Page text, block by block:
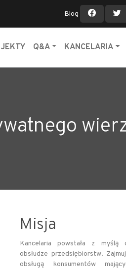
Blog
Q&A KANCELARIA
Misja
Kancelaria powstała z myślą
obsłudze przedsiębiorstw.
obsługą konsumentów